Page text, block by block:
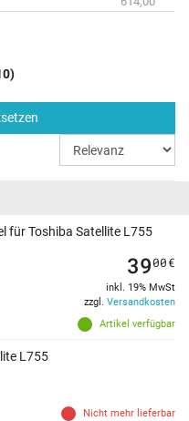
für Toshiba Satellite L755
Artikel verfügbar
3900€
inkl. 19% MwSt
zzgl. Versandkosten
L755
Nicht mehr lieferbar